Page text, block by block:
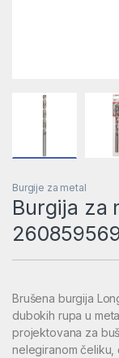
Burgije za metal
Burgija za
Brušena burgija
dubokih rupa u
projektovana za
nelegiranom čeliku,